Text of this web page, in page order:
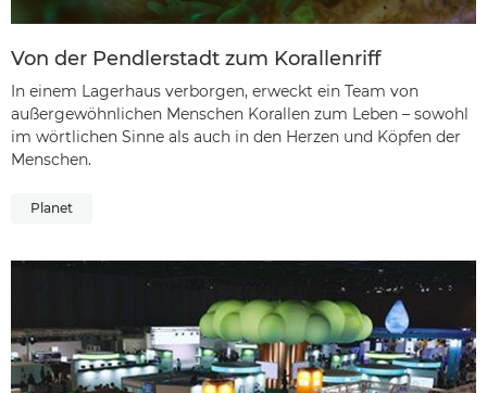
Von der Pendlerstadt zum Korallenriff
In einem Lagerhaus verborgen, erweckt ein Team von
außergewöhnlichen Menschen Korallen zum Leben – sowohl
im wörtlichen Sinne als auch in den Herzen und Köpfen der
Menschen.
Planet